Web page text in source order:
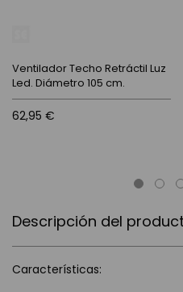
Descripción del
Características:
Ventilador Techo Retráctil Luz
Led. Diámetro 105 cm.
62,95 €